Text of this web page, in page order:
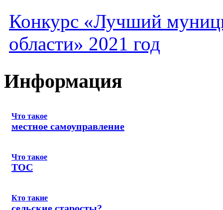
Конкурс «Лучший
области» 2021 год
Информация
Что такое
местное самоуправление
Что такое
ТОС
Кто такие